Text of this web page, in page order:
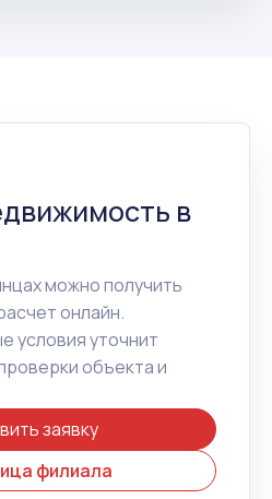
в
можно получить
онлайн.
условия уточнит
объекта и
заявку
филиала